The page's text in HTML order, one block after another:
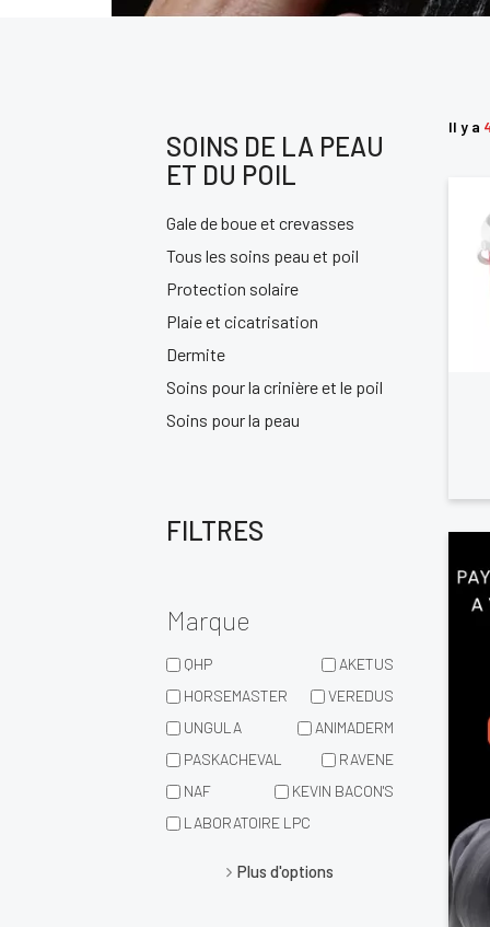
SOINS DE LA PEAU
ET DU POIL
Gale de boue et crevasses
Tous les soins peau et poil
Protection solaire
Plaie et cicatrisation
Dermite
Soins pour la crinière et le poil
Soins pour la peau
FILTRES
Marque
QHP
AKETUS
HORSEMASTER
VEREDUS
UNGULA
ANIMADERM
PASKACHEVAL
RAVENE
NAF
KEVIN BACON'S
LABORATOIRE LPC
Plus d'options
Il y a